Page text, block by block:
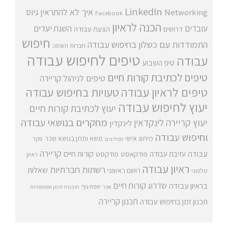
Facebook LinkedIn Networking איך לא להתראין גיוס
עובדים דרושים הכנה לראיון הצעת עבודה השגת יעדים
התמודדות עם כשלון בחיפוש עבודה חברות השמה חיפוש
עבודה טיפ השבוע טיפים לחיפוש עבודה
טיפים לכתיבת קורות חיים טיפים לניהול קריירה
טיפים לראיון עבודהטעויות בחיפוש עבודה
יעוץ לחיפוש עבודה יעוץ לכתיבת קורות חיים
יעוץ קריירה לינקדאין לינקדין מחקרים בנושאי עבודה
וחיפוש עבודה מיתוג אישי ממליצים משא ומתן בנושא שכר סקר
עבודה עזיבת עבודה פודקאסט פודקסט קורות חיים קריירה ראיון
טלפוני ראיון עבודה רושם ראשוני רשתות חברתיות שאלות
בראיון עבודה שדרוג קורות חיים שכר שפת גוף תוכנות סינון אוטומטיות
תכנון זמן בחיפוש עבודה תכנון קריירה